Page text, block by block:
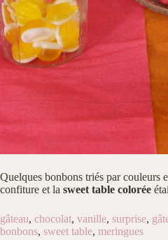
Quelques bonbons triés par couleurs
confiture et la sweet table colorée
gâteau, chocolat, vanille, surprise,
bonbons, sweet table, meringues